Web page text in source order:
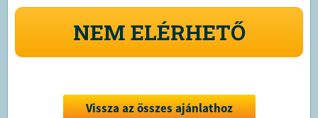
NEM ELÉRHETŐ
Vissza az összes ajánlathoz